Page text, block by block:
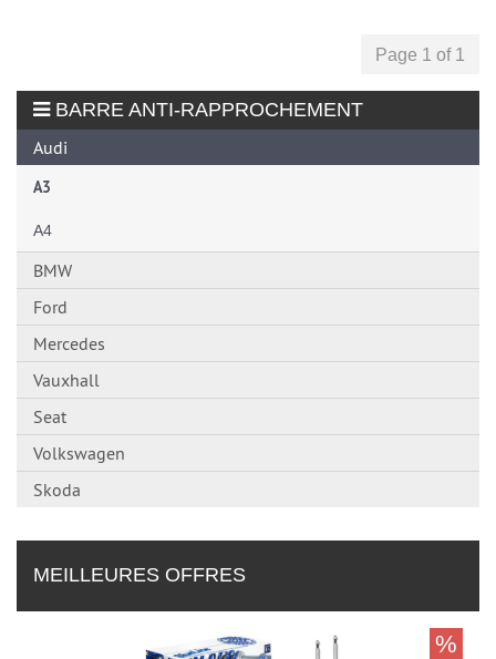
Page 1 of 1
BARRE ANTI-RAPPROCHEMENT
Audi
A3
A4
BMW
Ford
Mercedes
Vauxhall
Seat
Volkswagen
Skoda
MEILLEURES OFFRES
%